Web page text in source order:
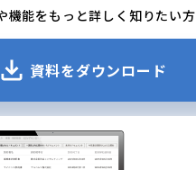
機能をもっと詳しく知りたい方
資料をダウンロード